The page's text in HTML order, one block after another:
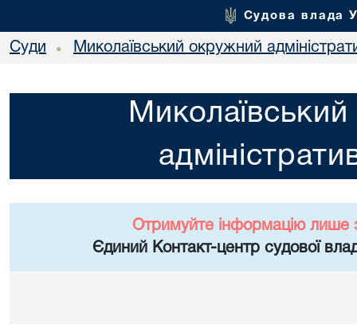
Судова влада
Суди • Миколаївський окружний
Отримуйте інформацію лише
Єдиний Контакт-центр судової